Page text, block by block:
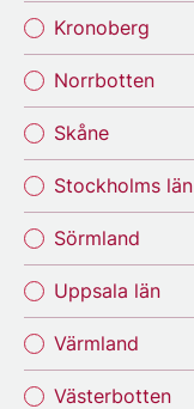
Kronoberg
Norrbotten
Skåne
Stockholms län
Sörmland
Uppsala län
Värmland
Västerbotten